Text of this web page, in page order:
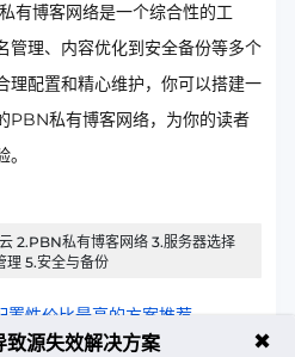
有博客网络是一个综合性的工
管理、内容优化到安全备份等多个
理配置和精心维护，你可以搭建一
PBN私有博客网络，为你的读者
2.PBN私有博客网络 3.服务器选择
理 5.安全与备份
置性价比最高的方案推荐
源失效解决方案 ✖